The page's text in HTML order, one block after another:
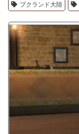
プクランド大陸